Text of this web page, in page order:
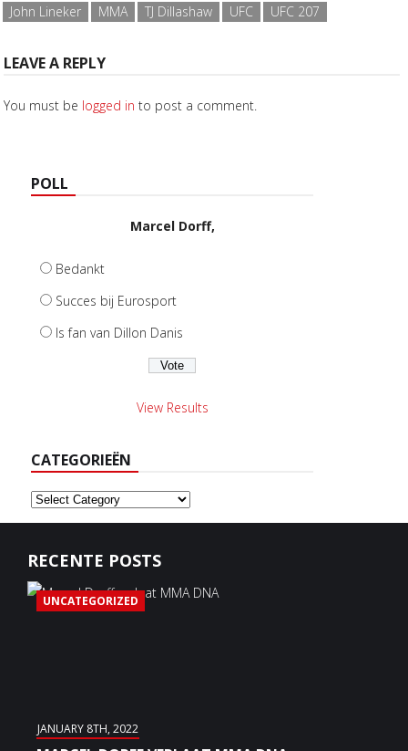
John Lineker MMA TJ Dillashaw UFC UFC 207
LEAVE A REPLY
You must be logged in to post a comment.
POLL
Marcel Dorff,
Bedankt
Succes bij Eurosport
Is fan van Dillon Danis
View Results
CATEGORIEËN
Categorieën
RECENTE POSTS
UNCATEGORIZED
JANUARY 8TH, 2022